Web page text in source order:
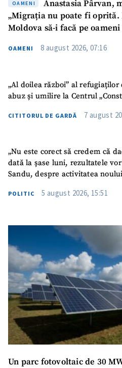
OAMENI
Anastasia Pârvan,
„Migrația nu poate fi oprită.
Moldova să-i facă pe oameni
OAMENI 8 august 2026, 07:16
„Al doilea război” al
abuz și umilire la Centrul
CITITORUL DE GARDĂ 7 august
„Nu este corect să credem că
dată la șase luni, rezultatele
Sandu, despre activitatea
POLITIC 5 august 2026, 15:51
Un parc fotovoltaic de 30
Sursă anonimă
Nume+ Numele meu
Email + Emailul meu
Telefon
+ Telefon personal
acord cu politica de
TRIMITE ȘTIREA